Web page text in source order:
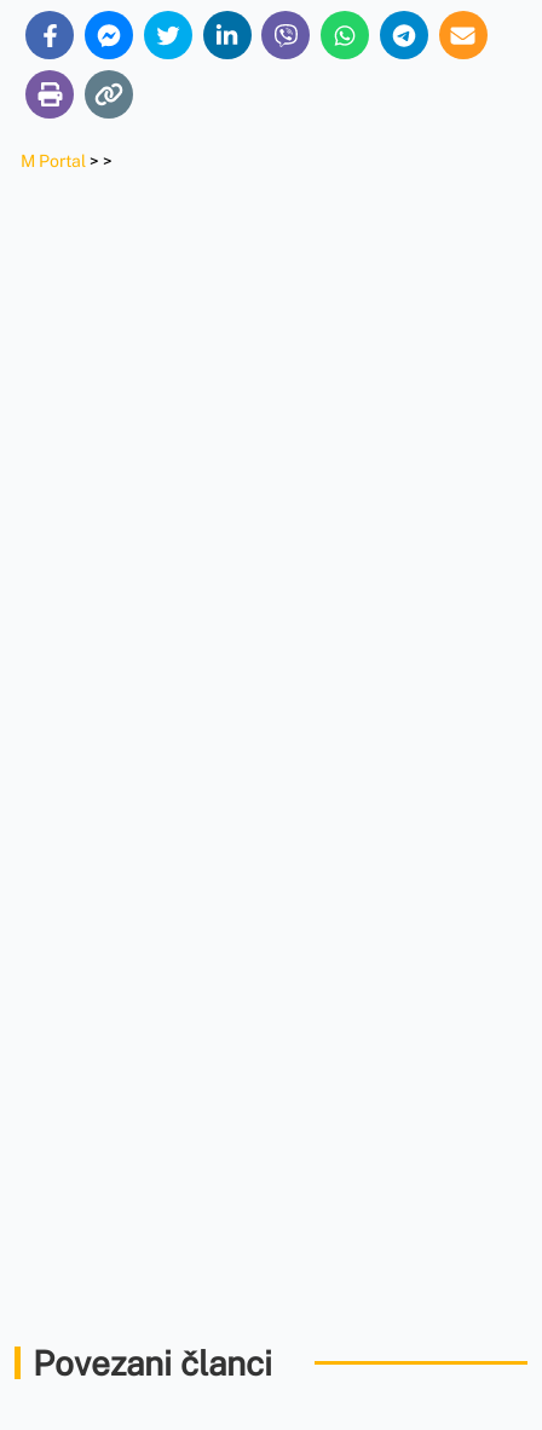
M Portal > >
Povezani članci